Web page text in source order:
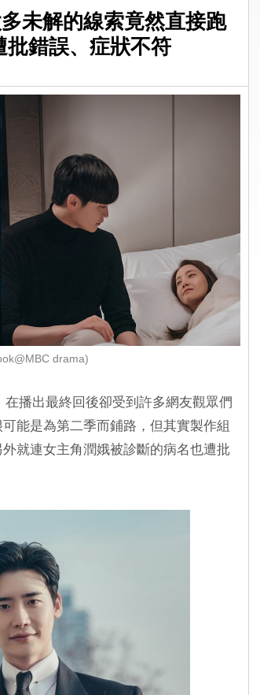
未解的線索竟然直接跑
錯誤、症狀不符
drama)
播出最終回後卻受到許多網友觀眾們
能是為第二季而鋪路，但其實製作組
就連女主角潤娥被診斷的病名也遭批